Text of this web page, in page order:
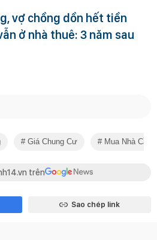
vợ chồng dồn hết tiền
ở nhà thuê: 3 năm sau
Giá Chung Cư Mua Nhà Cần
trên
Sao chép link